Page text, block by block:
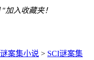
入收藏夹！
案集小说 > SCI谜案集